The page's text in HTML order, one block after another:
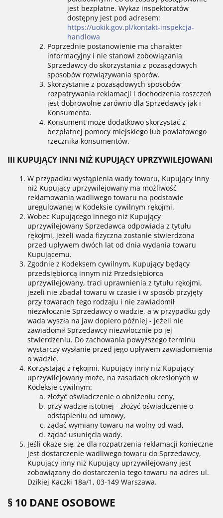
jest bezpłatne. Wykaz inspektoratów
dostępny jest pod adresem:
https://uokik.gov.pl/kontakt-inspekcja-
handlowa
Poprzednie postanowienie ma charakter
informacyjny i nie stanowi zobowiązania
Sprzedawcy do skorzystania z pozasądowych
sposobów rozwiązywania sporów.
Skorzystanie z pozasądowych sposobów
rozpatrywania reklamacji i dochodzenia roszczeń
jest dobrowolne zarówno dla Sprzedawcy jak i
Konsumenta.
Konsument może dodatkowo skorzystać z
bezpłatnej pomocy miejskiego lub powiatowego
rzecznika konsumentów.
III KUPUJĄCY INNI NIŻ KUPUJĄCY UPRZYWILEJOWANI
W przypadku wystąpienia wady towaru, Kupujący inny
niż Kupujący uprzywilejowany ma możliwość
reklamowania wadliwego towaru na podstawie
uregulowanej w Kodeksie cywilnym rękojmi.
Wobec Kupującego innego niż Kupujący
uprzywilejowany Sprzedawca odpowiada z tytułu
rękojmi, jeżeli wada fizyczna zostanie stwierdzona
przed upływem dwóch lat od dnia wydania towaru
Kupującemu.
Zgodnie z Kodeksem cywilnym, Kupujący będący
przedsiębiorcą innym niż Przedsiębiorca
uprzywilejowany, traci uprawnienia z tytułu rękojmi,
jeżeli nie zbadał towaru w czasie i w sposób przyjęty
przy towarach tego rodzaju i nie zawiadomił
niezwłocznie Sprzedawcy o wadzie, a w przypadku gdy
wada wyszła na jaw dopiero później - jeżeli nie
zawiadomił Sprzedawcy niezwłocznie po jej
stwierdzeniu. Do zachowania powyższego terminu
wystarczy wysłanie przed jego upływem zawiadomienia
o wadzie.
Korzystając z rękojmi, Kupujący inny niż Kupujący
uprzywilejowany może, na zasadach określonych w
Kodeksie cywilnym:
złożyć oświadczenie o obniżeniu ceny,
przy wadzie istotnej - złożyć oświadczenie o
odstąpieniu od umowy,
żądać wymiany towaru na wolny od wad,
żądać usunięcia wady.
Jeśli okaże się, że dla rozpatrzenia reklamacji konieczne
jest dostarczenie wadliwego towaru do Sprzedawcy,
Kupujący inny niż Kupujący uprzywilejowany jest
zobowiązany do dostarczenia tego towaru na adres ul.
Dzikiej Kaczki 18a/1, 03-149 Warszawa.
§ 10 DANE OSOBOWE